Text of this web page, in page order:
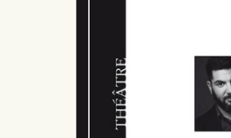
À PROPOS